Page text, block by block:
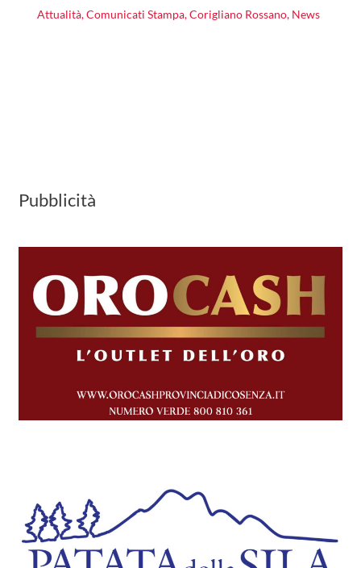
Attualità,Comunicati Stampa,Corigliano Rossano, News
Pubblicità